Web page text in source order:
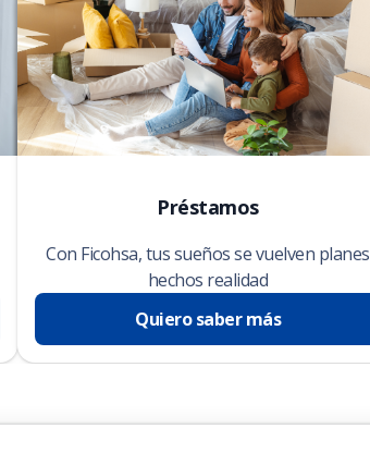
Préstamos
Con Ficohsa, tus sueños se vuelven planes
hechos realidad
Quiero saber más